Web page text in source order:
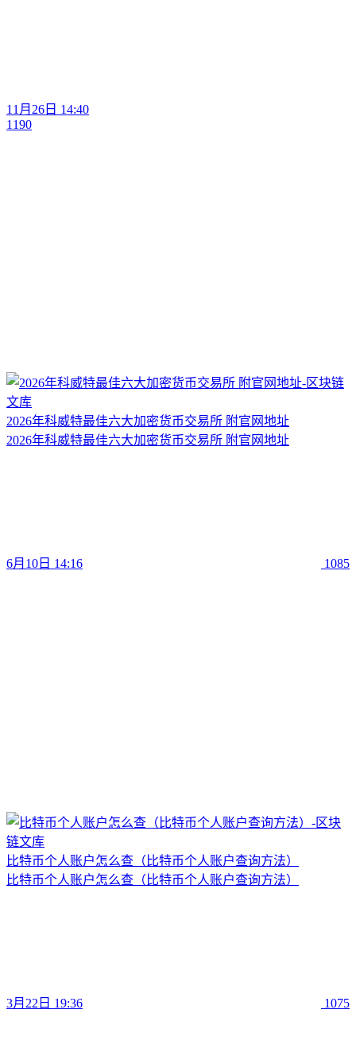
11月26日 14:40
1190
2026年科威特最佳六大加密货币交易所 附官网地址
2026年科威特最佳六大加密货币交易所 附官网地址
6月10日 14:16 1085
比特币个人账户怎么查（比特币个人账户查询方法）
比特币个人账户怎么查（比特币个人账户查询方法）
3月22日 19:36 1075